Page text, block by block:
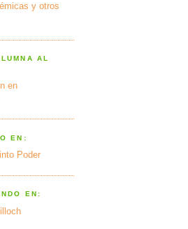
y otros
AL
en
EN:
Poder
EN: